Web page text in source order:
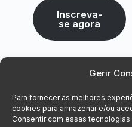
Gerir
Para fornecer as melhores
cookies para armazenar e/ou
Consentir com essas
Inscreva-
se agora